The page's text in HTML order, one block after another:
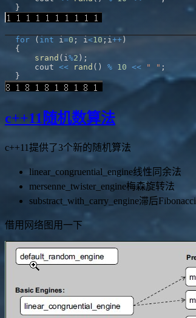
}
for ( int i=0 ; i<10 ; i++ )
{
srand ( i%2 ) ;
    cout
<< rand ( ) % 10 << " " ;
}
c++11随机数算法
c++11提供了3个新的随机算法
linear_congruential_engine线性同余法
mersenne_twister_engine梅森旋转法
substract_with_carry_engine滞后Fibonacci
借用网络图用一下